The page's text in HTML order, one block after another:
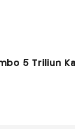
5 Triliun